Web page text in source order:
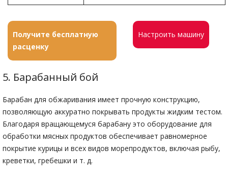
Получите бесплатную
расценку
Настроить машину
5. Барабанный бой
Барабан для обжаривания имеет прочную конструкцию,
позволяющую аккуратно покрывать продукты жидким тестом.
Благодаря вращающемуся барабану это оборудование для
обработки мясных продуктов обеспечивает равномерное
покрытие курицы и всех видов морепродуктов, включая рыбу,
креветки, гребешки и т. д.